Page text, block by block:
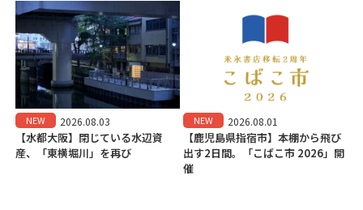
NEW 2026.08.03
【水都大阪】閉じている水辺資
産、「東横堀川」を再び
NEW 2026.08.01
【鹿児島県指宿市】本棚から飛び
出す2日間。「こばこ市 2026」開
催